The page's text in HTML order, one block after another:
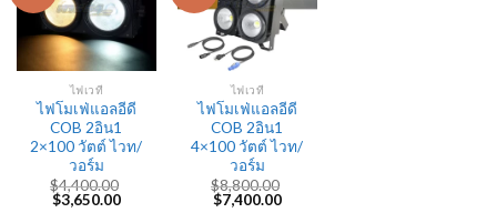
ไฟเวที
ไฟโมเฟ่แอลอีดี
COB 2อิน1
2×100 วัตต์ ไวท/
วอร์ม
$4,400.00
Original
price
$3,650.00Current
ไฟเวที
ไฟโมเฟ่แอลอีดี
COB 2อิน1
4×100 วัตต์ ไวท/
วอร์ม
$8,800.00
Original
price
$7,400.00Current